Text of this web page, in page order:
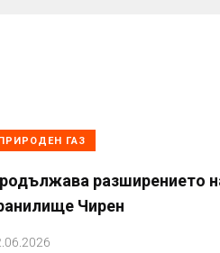
ГАЗ
разширението
Чирен